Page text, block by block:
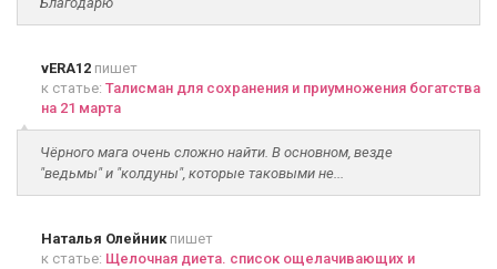
vERA12 пишет
к статье: Талисман для сохранения и приумножения богатства
на 21 марта
Чёрного мага очень сложно найти. В основном, везде
"ведьмы" и "колдуны", которые таковыми не...
Наталья Олейникпишет
к статье: Щелочная диета. список ощелачивающих и